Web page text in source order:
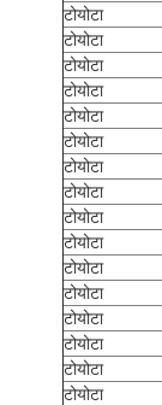
टोयोटा
टोयोटा
टोयोटा
टोयोटा
टोयोटा
टोयोटा
टोयोटा
टोयोटा
टोयोटा
टोयोटा
टोयोटा
टोयोटा
टोयोटा
टोयोटा
टोयोटा
टोयोटा